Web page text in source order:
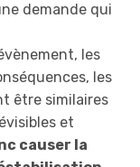
demande qui
les
les
être similaires
et
causer la